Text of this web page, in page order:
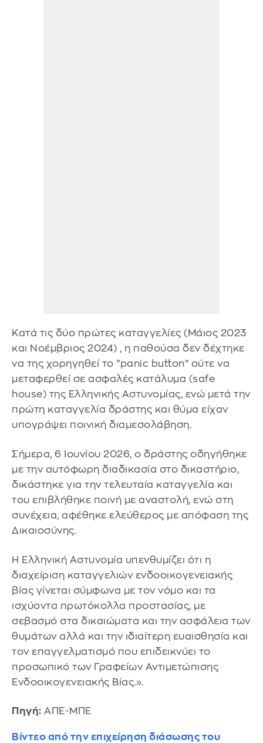
Κατά τις δύο πρώτες καταγγελίες (Μάιος 2023
και Νοέμβριος 2024) , η παθούσα δεν δέχτηκε
να της χορηγηθεί το ”panic button” ούτε να
μεταφερθεί σε ασφαλές κατάλυμα (safe
house) της Ελληνικής Αστυνομίας, ενώ μετά την
πρώτη καταγγελία δράστης και θύμα είχαν
υπογράψει ποινική διαμεσολάβηση.
Σήμερα, 6 Ιουνίου 2026, ο δράστης οδηγήθηκε
με την αυτόφωρη διαδικασία στο δικαστήριο,
δικάστηκε για την τελευταία καταγγελία και
του επιβλήθηκε ποινή με αναστολή, ενώ στη
συνέχεια, αφέθηκε ελεύθερος με απόφαση της
Δικαιοσύνης.
Η Ελληνική Αστυνομία υπενθυμίζει ότι η
διαχείριση καταγγελιών ενδοοικογενειακής
βίας γίνεται σύμφωνα με τον νόμο και τα
ισχύοντα πρωτόκολλα προστασίας, με
σεβασμό στα δικαιώματα και την ασφάλεια των
θυμάτων αλλά και την ιδιαίτερη ευαισθησία και
τον επαγγελματισμό που επιδεικνύει το
προσωπικό των Γραφείων Αντιμετώπισης
Ενδοοικογενειακής Βίας.».
Πηγή: ΑΠΕ-ΜΠΕ
Βίντεο από την επιχείρηση διάσωσης του